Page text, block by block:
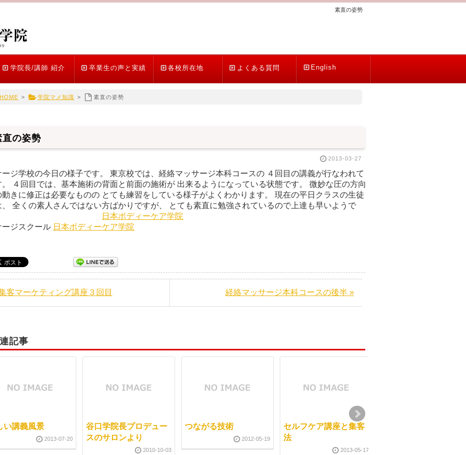
素直の姿勢
学院長/講師 紹介 卒業生の声と実績 各校所在地 よくある質問 English
HOME > 学院マメ知識 > 素直の姿勢
直の姿勢
2013-03-27
ージ学校の今日の様子です。 東京校では、経絡マッサージ本科コースの ４回目の講義が行なわれて
。 ４回目では、基本施術の背面と前面の施術が 出来るようになっている状態です。 微妙な圧の方向
動きに修正は必要なものの とても練習をしている様子がよくわかります。 現在の平日クラスの生徒
、 全くの素人さんではない方ばかりですが、 とても素直に勉強されているので上達も早いようで
。
日本ボディーケア学院
ージスクール 日本ボディーケア学院
客マーケティング講座３回目 経絡マッサージ本科コースの後半 »
記事
い講義風景
2013-07-20
谷口学院長プロデュー
スのサロンより
2010-10-03
つながる技術
2012-05-19
セルフケア講座と集客
法
2013-05-17